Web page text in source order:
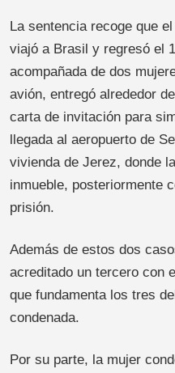
La sentencia recoge que
viajó a Brasil y regresó el
acompañada de dos
avión, entregó alrededor
carta de invitación para
llegada al aeropuerto de
vivienda de Jerez, donde
inmueble, posteriormente
prisión.
Además de estos dos
acreditado un tercero con
que fundamenta los tres
condenada.
Por su parte, la mujer